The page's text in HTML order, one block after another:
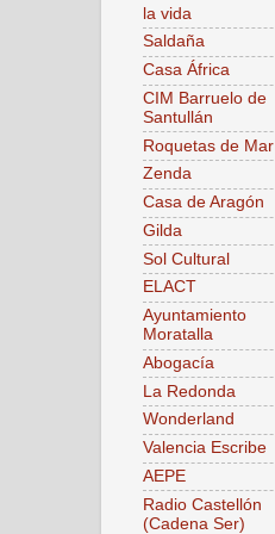
la vida
Saldaña
Casa África
CIM Barruelo de
Santullán
Roquetas de Mar
Zenda
Casa de Aragón
Gilda
Sol Cultural
ELACT
Ayuntamiento
Moratalla
Abogacía
La Redonda
Wonderland
Valencia Escribe
AEPE
Radio Castellón
(Cadena Ser)